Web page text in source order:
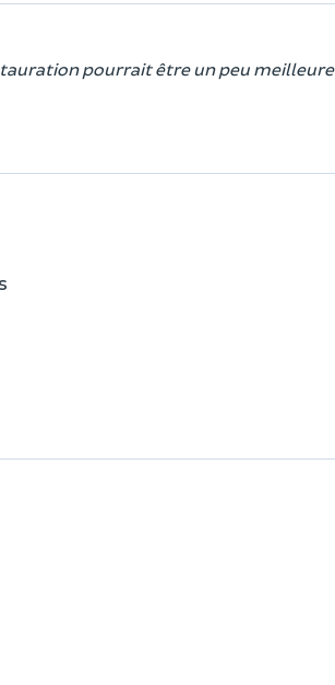
pourrait être un peu meilleure